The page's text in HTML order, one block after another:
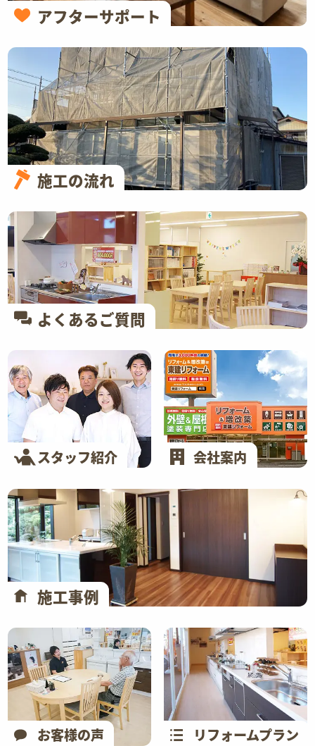
アフターサポート
施工の流れ
よくあるご質問
スタッフ紹介 会社案内
施工事例
お客様の声 リフォームプラン